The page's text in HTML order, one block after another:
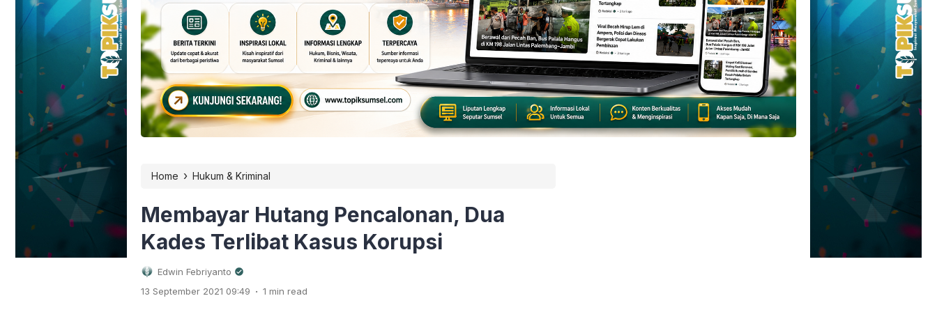
Home › Hukum & Kriminal
Membayar Hutang Pencalonan, Dua
Kades Terlibat Kasus Korupsi
Edwin Febriyanto
13 September 2021 09:49 . 1 min read